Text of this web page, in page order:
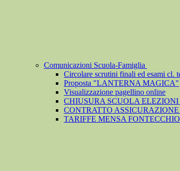
Comunicazioni Scuola-Famiglia
Circolare scrutini finali ed esami cl.
Proposta "LANTERNA MAGICA"
Visualizzazione pagellino online
CHIUSURA SCUOLA
CONTRATTO ASSICURAZIONE
TARIFFE MENSA FONTECCHIO